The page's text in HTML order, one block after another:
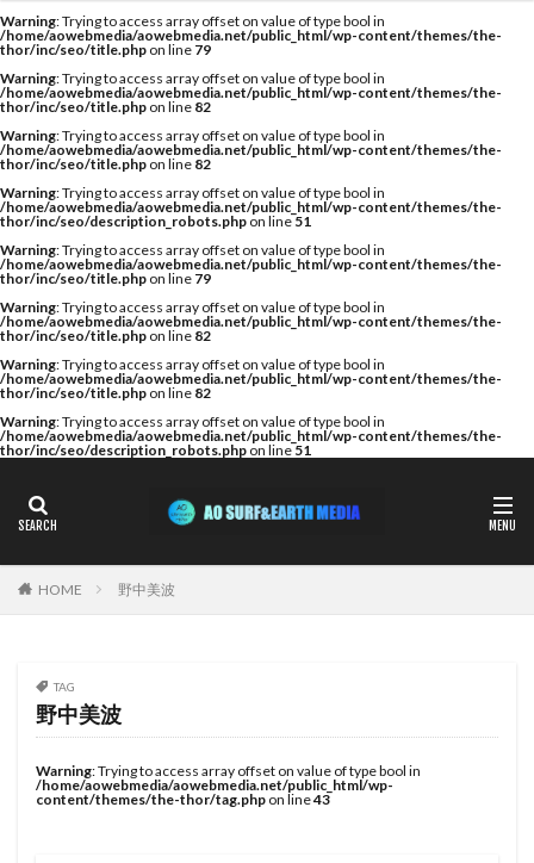
Warning: Trying to access array offset on value of type bool in
/home/aowebmedia/aowebmedia.net/public_html/wp-content/themes/the-
thor/inc/seo/title.php on line 79
Warning: Trying to access array offset on value of type bool in
/home/aowebmedia/aowebmedia.net/public_html/wp-content/themes/the-
thor/inc/seo/title.php on line 82
Warning: Trying to access array offset on value of type bool in
/home/aowebmedia/aowebmedia.net/public_html/wp-content/themes/the-
thor/inc/seo/title.php on line 82
Warning: Trying to access array offset on value of type bool in
/home/aowebmedia/aowebmedia.net/public_html/wp-content/themes/the-
thor/inc/seo/description_robots.php on line51
Warning: Trying to access array offset on value of type bool in
/home/aowebmedia/aowebmedia.net/public_html/wp-content/themes/the-
thor/inc/seo/title.php on line 79
Warning: Trying to access array offset on value of type bool in
/home/aowebmedia/aowebmedia.net/public_html/wp-content/themes/the-
thor/inc/seo/title.php on line 82
Warning: Trying to access array offset on value of type bool in
/home/aowebmedia/aowebmedia.net/public_html/wp-content/themes/the-
thor/inc/seo/title.php on line 82
Warning: Trying to access array offset on value of type bool in
/home/aowebmedia/aowebmedia.net/public_html/wp-content/themes/the-
thor/inc/seo/description_robots.php on line51
HOME 野中美波
TAG
野中美波
Warning: Trying to access array offset on value of type bool in
/home/aowebmedia/aowebmedia.net/public_html/wp-
content/themes/the-thor/tag.php on line43
タグ
A WING AIR AIRTIGHT
AQUARIUS
AQUARIUS SURFBOARDS
AWING
AXXE
BAGUSE
Billabong Bryce Young
Camuy Surfboards
Captains Helm
CHABO
DOVE
Fin Less FIREWIRE
GOTCHA
Harlem Surfboards
HOBIE
HURLEY
HYUGA PRO
Indonesia
ISA World Longboard Championship
Japan Open of Surfing
Java
John John Florence
Justice Surfboards
KILLER SURF
KILLER SURF 宮崎
Krui Pro
Pearth Surfboards
Rockdance
ROXY
S5BAR